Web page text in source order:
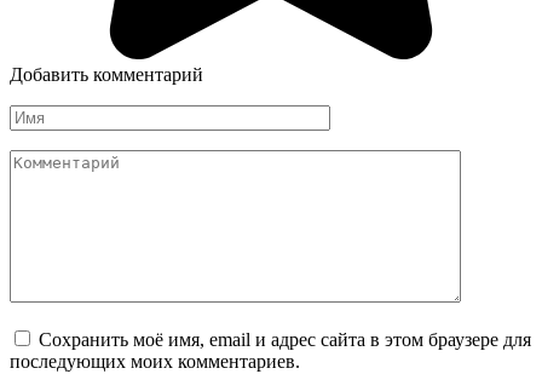
Добавить комментарий
Имя
*
Комментарий
Сохранить моё имя, email и адрес сайта в этом браузере для
последующих моих комментариев.